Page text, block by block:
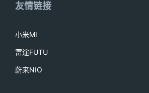
友情链接
小米MI
富途FUTU
蔚来NIO